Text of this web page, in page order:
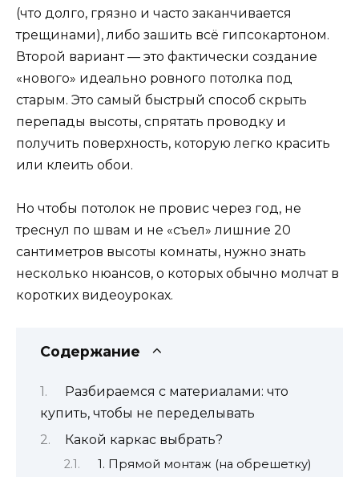
(что долго, грязно и часто заканчивается
трещинами), либо зашить всё гипсокартоном.
Второй вариант — это фактически создание
«нового» идеально ровного потолка под
старым. Это самый быстрый способ скрыть
перепады высоты, спрятать проводку и
получить поверхность, которую легко красить
или клеить обои.
Но чтобы потолок не провис через год, не
треснул по швам и не «съел» лишние 20
сантиметров высоты комнаты, нужно знать
несколько нюансов, о которых обычно молчат в
коротких видеоуроках.
Содержание
Разбираемся с материалами: что
купить, чтобы не переделывать
Какой каркас выбрать?
1. Прямой монтаж (на обрешетку)